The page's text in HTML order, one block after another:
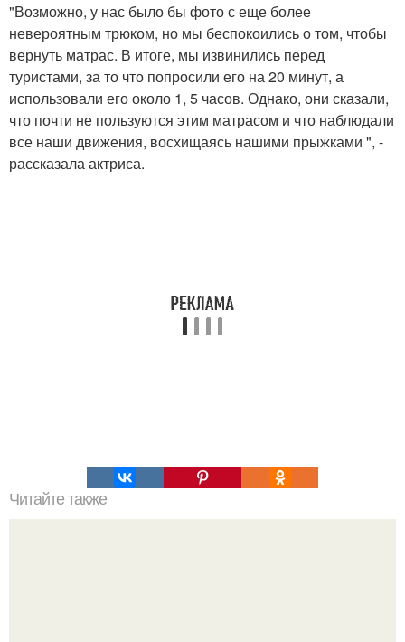
"Возможно, у нас было бы фото с еще более
невероятным трюком, но мы беспокоились о том, чтобы
вернуть матрас. В итоге, мы извинились перед
туристами, за то что попросили его на 20 минут, а
использовали его около 1, 5 часов. Однако, они сказали,
что почти не пользуются этим матрасом и что наблюдали
все наши движения, восхищаясь нашими прыжками ", -
рассказала актриса.
Читайте также